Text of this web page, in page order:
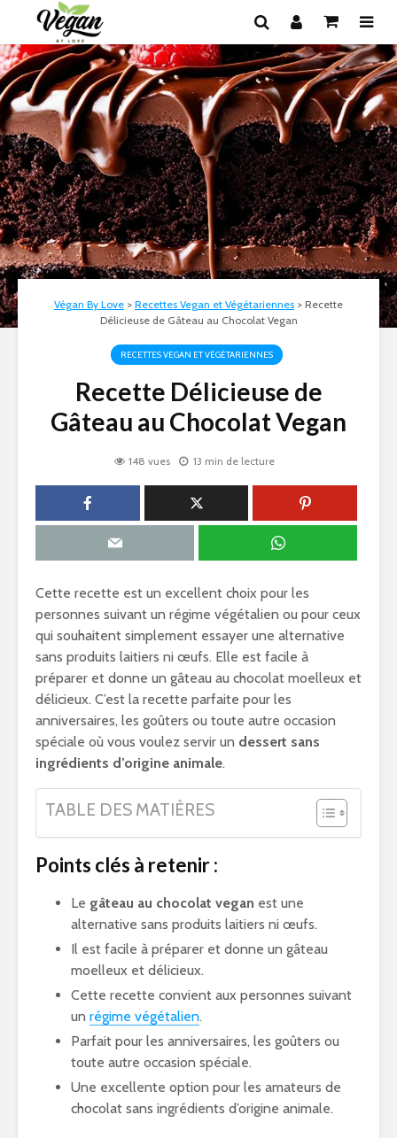
Végan By Love > Recettes Vegan et Végétariennes > Recette
Délicieuse de Gâteau au Chocolat Vegan
RECETTES VEGAN ET VÉGÉTARIENNES
Recette Délicieuse de
Gâteau au Chocolat Vegan
148 vues 13 min de lecture
Cette recette est un excellent choix pour les
personnes suivant un régime végétalien ou pour ceux
qui souhaitent simplement essayer une alternative
sans produits laitiers ni œufs. Elle est facile à
préparer et donne un gâteau au chocolat moelleux et
délicieux. C’est la recette parfaite pour les
anniversaires, les goûters ou toute autre occasion
spéciale où vous voulez servir un dessert sans
ingrédients d’origine animale.
TABLE DES MATIÈRES
Points clés à retenir :
Le gâteau au chocolat vegan est une
alternative sans produits laitiers ni œufs.
Il est facile à préparer et donne un gâteau
moelleux et délicieux.
Cette recette convient aux personnes suivant
un régime végétalien.
Parfait pour les anniversaires, les goûters ou
toute autre occasion spéciale.
Une excellente option pour les amateurs de
chocolat sans ingrédients d’origine animale.